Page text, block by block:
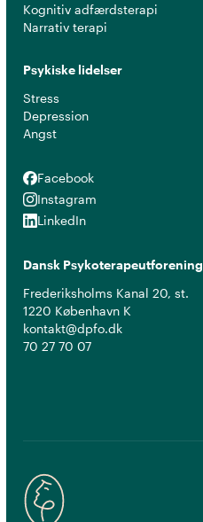
Kognitiv adfærdsterapi
Narrativ terapi
Psykiske lidelser
Stress
Depression
Angst
Facebook
Facebook
Instagram
Instagram
LinkedIn
LinkedIn
Dansk Psykoterapeutforening
Frederiksholms Kanal 20, st.
1220 København K
kontakt@dpfo.dk
70 27 70 07